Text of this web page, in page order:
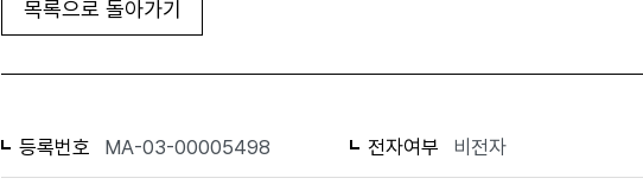
목록으로 돌아가기
등록번호 MA-03-00005498 전자여부 비전자